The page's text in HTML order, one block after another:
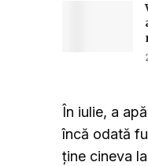
În iulie, a
încă odată
ține cineva